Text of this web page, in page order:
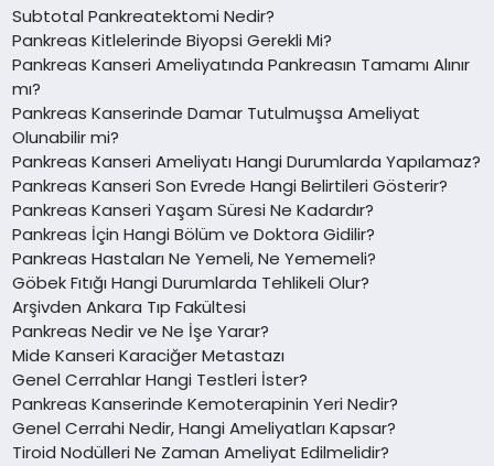
Subtotal Pankreatektomi Nedir?
Pankreas Kitlelerinde Biyopsi Gerekli Mi?
Pankreas Kanseri Ameliyatında Pankreasın Tamamı Alınır
mı?
Pankreas Kanserinde Damar Tutulmuşsa Ameliyat
Olunabilir mi?
Pankreas Kanseri Ameliyatı Hangi Durumlarda Yapılamaz?
Pankreas Kanseri Son Evrede Hangi Belirtileri Gösterir?
Pankreas Kanseri Yaşam Süresi Ne Kadardır?
Pankreas İçin Hangi Bölüm ve Doktora Gidilir?
Pankreas Hastaları Ne Yemeli, Ne Yememeli?
Göbek Fıtığı Hangi Durumlarda Tehlikeli Olur?
Arşivden Ankara Tıp Fakültesi
Pankreas Nedir ve Ne İşe Yarar?
Mide Kanseri Karaciğer Metastazı
Genel Cerrahlar Hangi Testleri İster?
Pankreas Kanserinde Kemoterapinin Yeri Nedir?
Genel Cerrahi Nedir, Hangi Ameliyatları Kapsar?
Tiroid Nodülleri Ne Zaman Ameliyat Edilmelidir?